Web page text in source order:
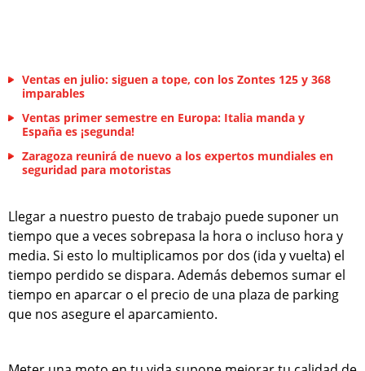
Ventas en julio: siguen a tope, con los Zontes 125 y 368
imparables
Ventas primer semestre en Europa: Italia manda y
España es ¡segunda!
Zaragoza reunirá de nuevo a los expertos mundiales en
seguridad para motoristas
Llegar a nuestro puesto de trabajo puede suponer un
tiempo que a veces sobrepasa la hora o incluso hora y
media. Si esto lo multiplicamos por dos (ida y vuelta) el
tiempo perdido se dispara. Además debemos sumar el
tiempo en aparcar o el precio de una plaza de parking
que nos asegure el aparcamiento.